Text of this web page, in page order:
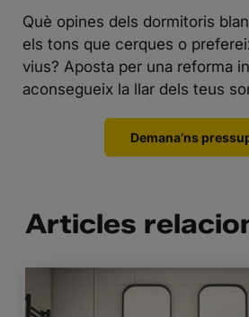
Què opines dels dormitoris
els tons que cerques o
vius? Aposta per una reforma
aconsegueix la llar dels teus
Demana’ns
Articles